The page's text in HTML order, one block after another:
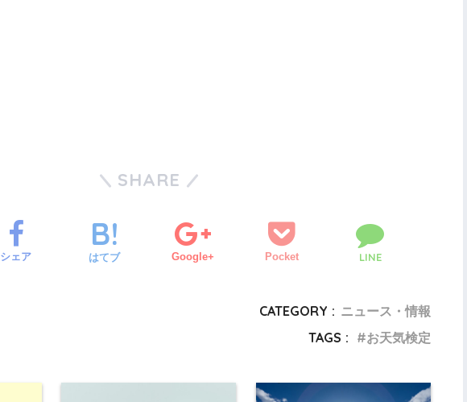
SHARE
シェア はてブ Google+ Pocket LINE
CATEGORY : ニュース・情報
TAGS :
お天気検定